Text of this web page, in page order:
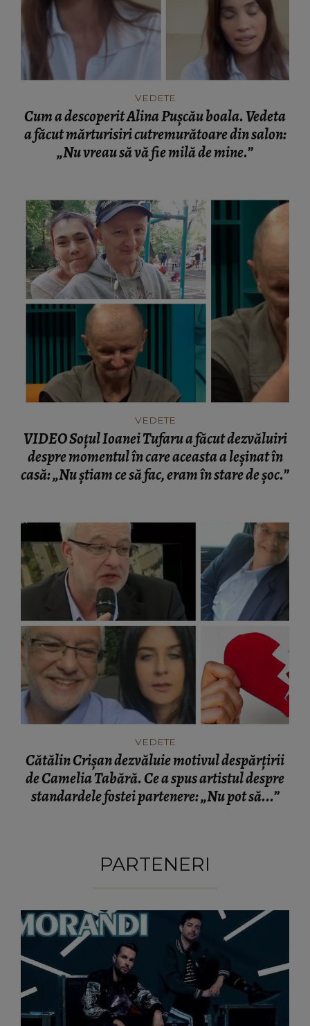
VEDETE
Cum a descoperit Alina Pușcău boala. Vedeta
a făcut mărturisiri cutremurătoare din salon:
„Nu vreau să vă fie milă de mine.”
VEDETE
VIDEO Soțul Ioanei Tufaru a făcut dezvăluiri
despre momentul în care aceasta a leșinat în
casă: „Nu știam ce să fac, eram în stare de șoc.”
VEDETE
Cătălin Crișan dezvăluie motivul despărțirii
de Camelia Tabără. Ce a spus artistul despre
standardele fostei partenere: „Nu pot să...”
PARTENERI